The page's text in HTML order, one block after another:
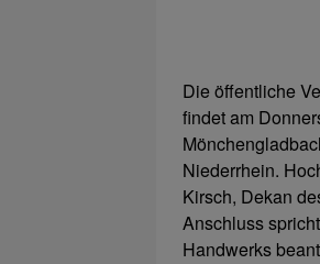
Die öffentliche
findet am
Niederrhein.
Kirsch, Dekan
Anschluss
Handwerks